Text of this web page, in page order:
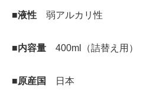
■液性 弱アルカリ性
■内容量 400ml（詰替え用）
■原産国 日本